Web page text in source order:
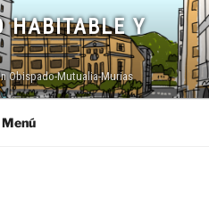
HABITABLE Y
Obispado-Mutualia-Murias
Menú